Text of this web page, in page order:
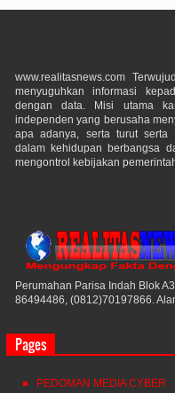
www.realitasnews.com
menyuguhkan informasi
dengan data. Misi utama
independen yang berusaha
apa adanya, serta turut serta
dalam kehidupan berbangsa
mengontrol kebijakan
Perumahan Parisa Indah Blok
86494486, (0812)70197866.
Pages
PEDOMAN MEDIA CYBER